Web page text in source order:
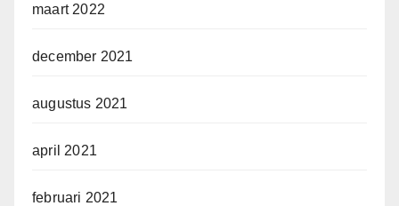
maart 2022
december 2021
augustus 2021
april 2021
februari 2021